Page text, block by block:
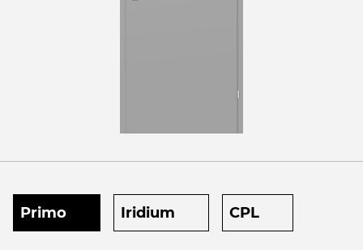
Primo Iridium CPL